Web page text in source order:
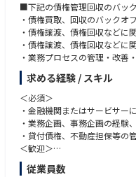
■下記の債権管理回収のバッ
・債権買取、回収のバックオ
・債権譲渡、債権回収などに
・債権譲渡、債権回収などに
・業務プロセスの管理・改善
求める経験 / スキル
＜必須＞
・金融機関またはサービサ
・業務企画、事務企画の
・貸付債権、不動産担保等の
＜歓迎＞
・不良債権の管理回収または
従業員数